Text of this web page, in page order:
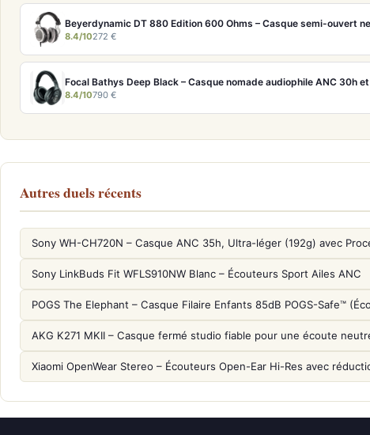
8.4/10272 €
8.4/10790 €
Autres duels récents
Sony WH-CH720N – Casque ANC 35h, Ultra-léger (192g) avec
Sony LinkBuds Fit WFLS910NW Blanc – Écouteurs Sport Ailes ANC
POGS The Elephant – Casque Filaire Enfants 85dB POGS-Safe™
AKG K271 MKII – Casque fermé studio fiable pour une écoute
Xiaomi OpenWear Stereo – Écouteurs Open-Ear Hi-Res avec